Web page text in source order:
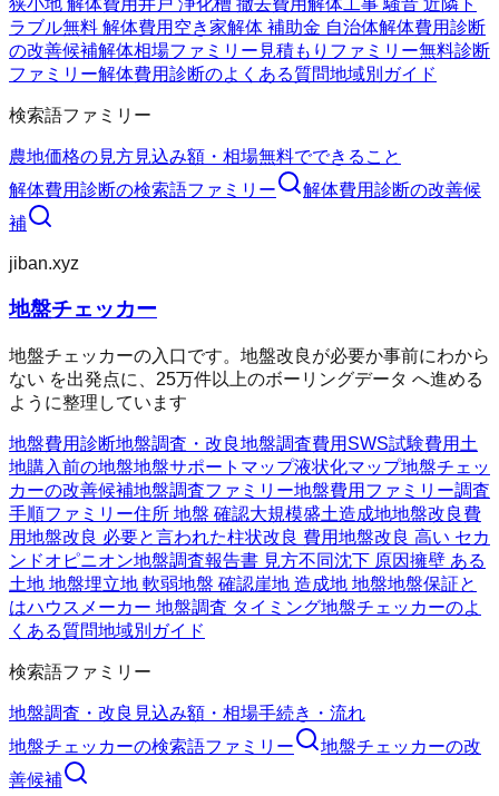
狭小地 解体費用井戸 浄化槽 撤去費用解体工事 騒音 近隣ト
ラブル無料 解体費用 空き家解体 補助金 自治体解体費用診断
の改善候補解体相場ファミリー 見積もりファミリー無料診断
ファミリー解体費用診断のよくある質問地域別ガイド
検索語ファミリー
農地価格の見方見込み額・相場無料でできること
解体費用診断の検索語ファミリー 解体費用診断の改善候
補
jiban.xyz
地盤チェッカー
地盤チェッカーの入口です。地盤改良が必要か事前にわから
ない を出発点に、25万件以上のボーリングデータ へ進める
ように整理しています
地盤費用診断地盤調査・改良地盤調査費用 SWS試験費用 土
地購入前の地盤地盤サポートマップ液状化マップ地盤チェッ
カーの改善候補地盤調査ファミリー地盤費用ファミリー調査
手順ファミリー住所 地盤 確認大規模盛土造成地地盤改良費
用地盤改良 必要と言われた柱状改良 費用地盤改良 高い セカ
ンドオピニオン地盤調査報告書 見方不同沈下 原因擁壁 ある
土地 地盤埋立地 軟弱地盤 確認崖地 造成地 地盤地盤保証と
はハウスメーカー 地盤調査 タイミング地盤チェッカーのよ
くある質問地域別ガイド
検索語ファミリー
地盤調査・改良 見込み額・相場手続き・流れ
地盤チェッカーの検索語ファミリー 地盤チェッカーの改
善候補